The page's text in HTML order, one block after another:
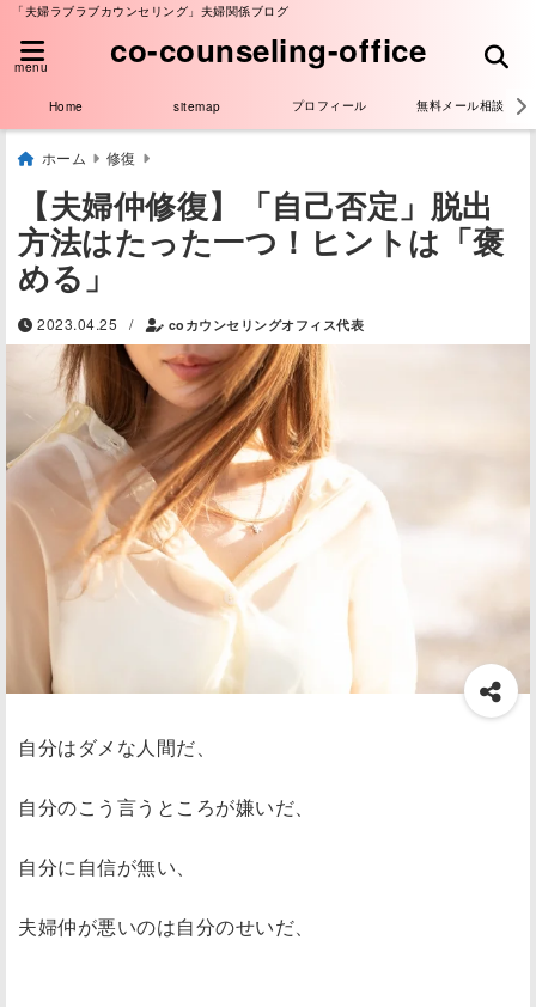
「夫婦ラブラブカウンセリング」夫婦関係ブログ
menu co-counseling-office
Home sitemap プロフィール 無料メール相談
ホーム 修復
【夫婦仲修復】「自己否定」脱出
方法はたった一つ！ヒントは「褒
める」
2023.04.25 / coカウンセリングオフィス代表
自分はダメな人間だ、
自分のこう言うところが嫌いだ、
自分に自信が無い、
夫婦仲が悪いのは自分のせいだ、